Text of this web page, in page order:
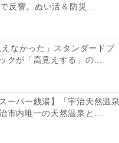
反響。ぬい活＆防災...
えなかった」スタンダードプ
クが「高見えする」の...
ーパー銭湯】「宇治天然温泉
市内唯一の天然温泉と...